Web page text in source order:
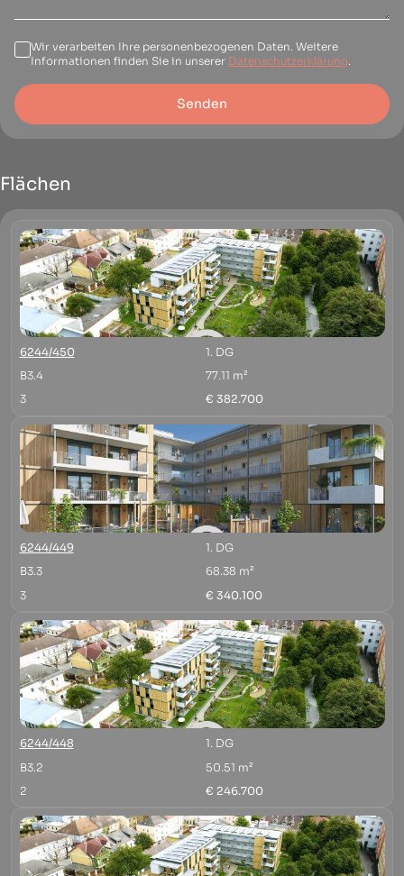
Wir verarbeiten Ihre personenbezogenen Daten. Weitere
Informationen finden Sie in unserer Datenschutzerklärung.
Senden
Flächen
6244/450
1. DG
B3.4
77.11 m²
3
€ 382.700
6244/449
1. DG
B3.3
68.38 m²
3
€ 340.100
6244/448
1. DG
B3.2
50.51 m²
2
€ 246.700